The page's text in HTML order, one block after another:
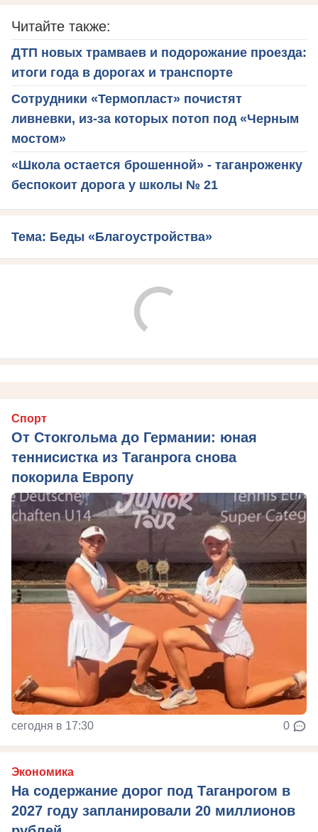
Читайте также:
ДТП новых трамваев и подорожание проезда:
итоги года в дорогах и транспорте
Сотрудники «Термопласт» почистят
ливневки, из-за которых потоп под «Черным
мостом»
«Школа остается брошенной» - таганроженку
беспокоит дорога у школы № 21
Тема: Беды «Благоустройства»
Спорт
От Стокгольма до Германии: юная
теннисистка из Таганрога снова
покорила Европу
сегодня в 17:30 0
Экономика
На содержание дорог под Таганрогом в
2027 году запланировали 20 миллионов